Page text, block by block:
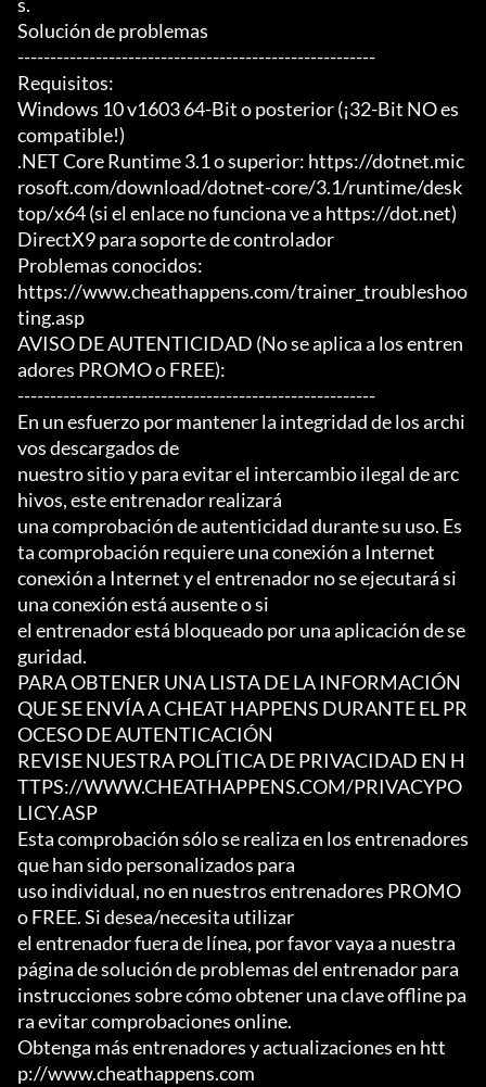
Solución de problemas
-------------------------------------------------------
Requisitos:
Windows 10 v1603 64-Bit o posterior (¡32-Bit NO es
compatible!)
.NET Core Runtime 3.1 o superior: https://dotnet.mic
rosoft.com/download/dotnet-core/3.1/runtime/desk
top/x64 (si el enlace no funciona ve a https://dot.net)
DirectX9 para soporte de controlador
Problemas conocidos:
https://www.cheathappens.com/trainer_troubleshoo
ting.asp
AVISO DE AUTENTICIDAD (No se aplica a los entren
adores PROMO o FREE):
-------------------------------------------------------
En un esfuerzo por mantener la integridad de los archi
vos descargados de
nuestro sitio y para evitar el intercambio ilegal de arc
hivos, este entrenador realizará
una comprobación de autenticidad durante su uso. Es
ta comprobación requiere una conexión a Internet
conexión a Internet y el entrenador no se ejecutará si
una conexión está ausente o si
el entrenador está bloqueado por una aplicación de se
guridad.
PARA OBTENER UNA LISTA DE LA INFORMACIÓN
QUE SE ENVÍA A CHEAT HAPPENS DURANTE EL PR
OCESO DE AUTENTICACIÓN
REVISE NUESTRA POLÍTICA DE PRIVACIDAD EN H
TTPS://WWW.CHEATHAPPENS.COM/PRIVACYPO
LICY.ASP
Esta comprobación sólo se realiza en los entrenadores
que han sido personalizados para
uso individual, no en nuestros entrenadores PROMO
o FREE. Si desea/necesita utilizar
el entrenador fuera de línea, por favor vaya a nuestra
página de solución de problemas del entrenador para
instrucciones sobre cómo obtener una clave offline pa
ra evitar comprobaciones online.
Obtenga más entrenadores y actualizaciones en htt
p://www.cheathappens.com